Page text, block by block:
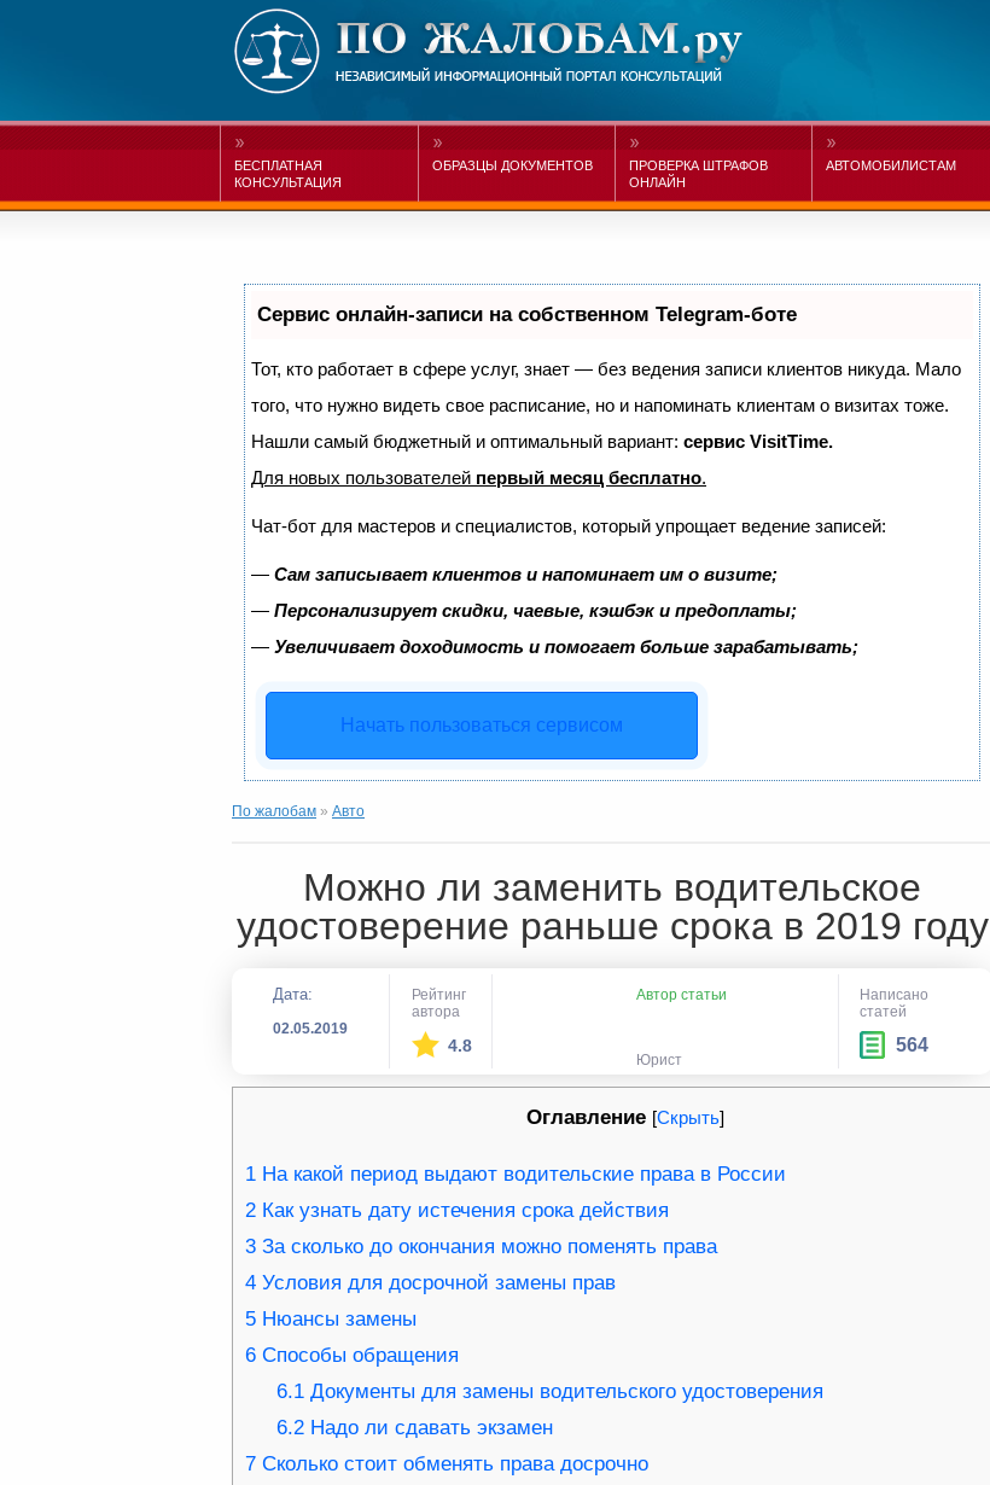
БЕСПЛАТНАЯ
КОНСУЛЬТАЦИЯ
ОБРАЗЦЫ ДОКУМЕНТОВ
ПРОВЕРКА ШТРАФОВ
ОНЛАЙН
АВТОМОБИЛИСТАМ
Сервис онлайн-записи на собственном Telegram-боте
Тот, кто работает в сфере услуг, знает — без ведения записи клиентов никуда. Мало
того, что нужно видеть свое расписание, но и напоминать клиентам о визитах тоже.
Нашли самый бюджетный и оптимальный вариант: сервис VisitTime.
Для новых пользователей первый месяц бесплатно.
Чат-бот для мастеров и специалистов, который упрощает ведение записей:
— Сам записывает клиентов и напоминает им о визите;
— Персонализирует скидки, чаевые, кэшбэк и предоплаты;
— Увеличивает доходимость и помогает больше зарабатывать;
Начать пользоваться сервисом
По жалобам » Авто
Можно ли заменить водительское
удостоверение раньше срока в 2019 году
Дата:
02.05.2019
Рейтинг
автора
4.8
Автор статьи
Юрист
Написано
статей
564
Оглавление [Скрыть]
1 На какой период выдают водительские права в России
2 Как узнать дату истечения срока действия
3 За сколько до окончания можно поменять права
4 Условия для досрочной замены прав
5 Нюансы замены
6 Способы обращения
6.1Документы для замены водительского удостоверения
6.2Надо ли сдавать экзамен
7 Сколько стоит обменять права досрочно